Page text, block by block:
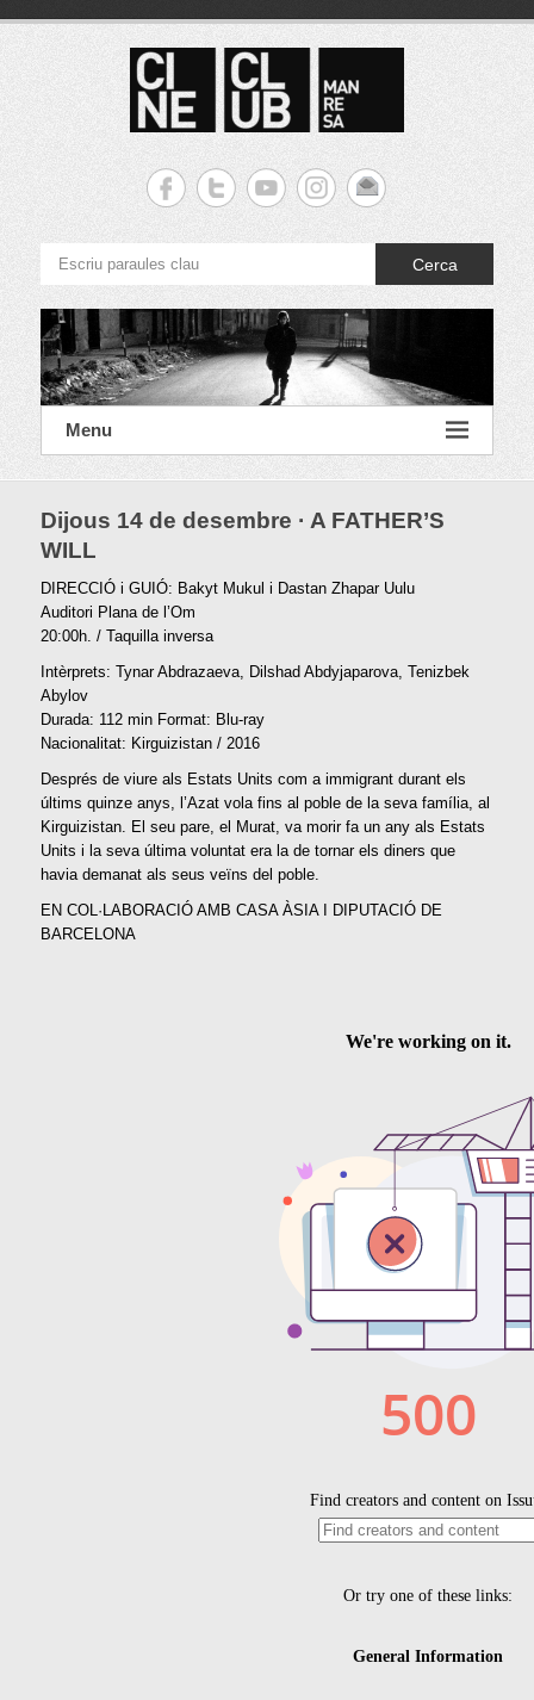
c
Cineclub Manresa
Cerca
Menu
Dijous 14 de desembre · A FATHER’S
WILL
DIRECCIÓ i GUIÓ: Bakyt Mukul i Dastan Zhapar Uulu
Auditori Plana de l’Om
20:00h. / Taquilla inversa
Intèrprets: Tynar Abdrazaeva, Dilshad Abdyjaparova, Tenizbek
Abylov
Durada: 112 min Format: Blu-ray
Nacionalitat: Kirguizistan / 2016
Després de viure als Estats Units com a immigrant durant els
últims quinze anys, l’Azat vola fins al poble de la seva família, al
Kirguizistan. El seu pare, el Murat, va morir fa un any als Estats
Units i la seva última voluntat era la de tornar els diners que
havia demanat als seus veïns del poble.
EN COL·LABORACIÓ AMB CASA ÀSIA I DIPUTACIÓ DE
BARCELONA